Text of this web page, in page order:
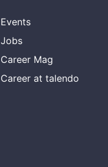
Events
Jobs
Career Mag
Career at talendo